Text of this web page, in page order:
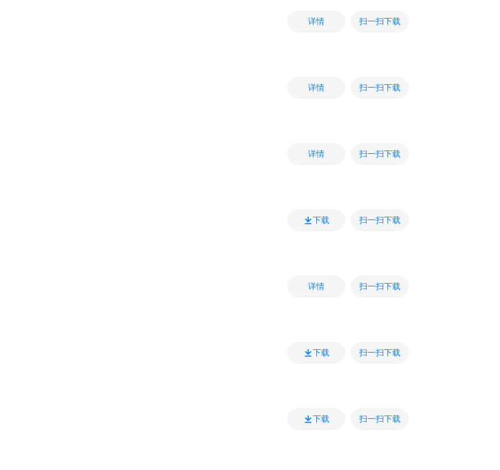
详情 扫一扫下载
详情 扫一扫下载
详情 扫一扫下载
下载 扫一扫下载
详情 扫一扫下载
下载 扫一扫下载
下载 扫一扫下载